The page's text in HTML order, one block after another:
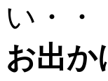
い・・
お出か